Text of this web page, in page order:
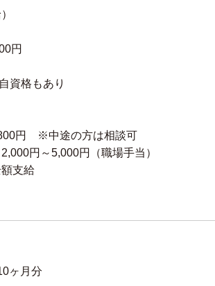
円
資格もあり
円 ※中途の方は相談可
円～5,000円（職場手当）
支給
ヶ月分